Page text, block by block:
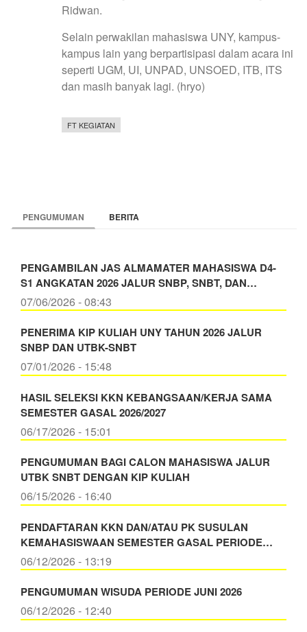
Ridwan.
Selain perwakilan mahasiswa UNY, kampus-
kampus lain yang berpartisipasi dalam acara ini
seperti UGM, UI, UNPAD, UNSOED, ITB, ITS
dan masih banyak lagi. (hryo)
FT KEGIATAN
PENGUMUMAN BERITA
PENGAMBILAN JAS ALMAMATER MAHASISWA D4-
S1 ANGKATAN 2026 JALUR SNBP, SNBT, DAN…
07/06/2026 - 08:43
PENERIMA KIP KULIAH UNY TAHUN 2026 JALUR
SNBP DAN UTBK-SNBT
07/01/2026 - 15:48
HASIL SELEKSI KKN KEBANGSAAN/KERJA SAMA
SEMESTER GASAL 2026/2027
06/17/2026 - 15:01
PENGUMUMAN BAGI CALON MAHASISWA JALUR
UTBK SNBT DENGAN KIP KULIAH
06/15/2026 - 16:40
PENDAFTARAN KKN DAN/ATAU PK SUSULAN
KEMAHASISWAAN SEMESTER GASAL PERIODE…
06/12/2026 - 13:19
PENGUMUMAN WISUDA PERIODE JUNI 2026
06/12/2026 - 12:40